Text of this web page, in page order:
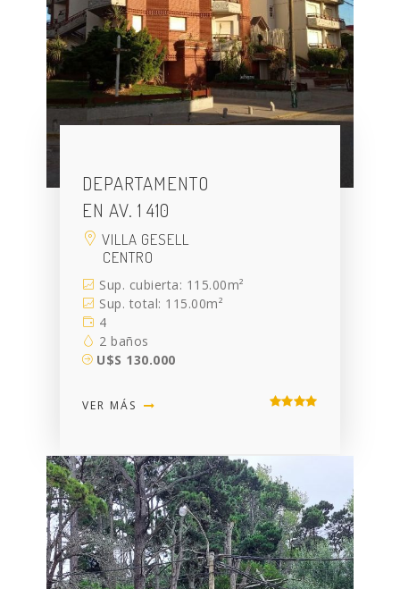
DEPARTAMENTO
EN AV. 1 410
VILLA GESELL
CENTRO
Sup. cubierta: 115.00m²
Sup. total: 115.00m²
4
2 baños
U$S 130.000
VER MÁS